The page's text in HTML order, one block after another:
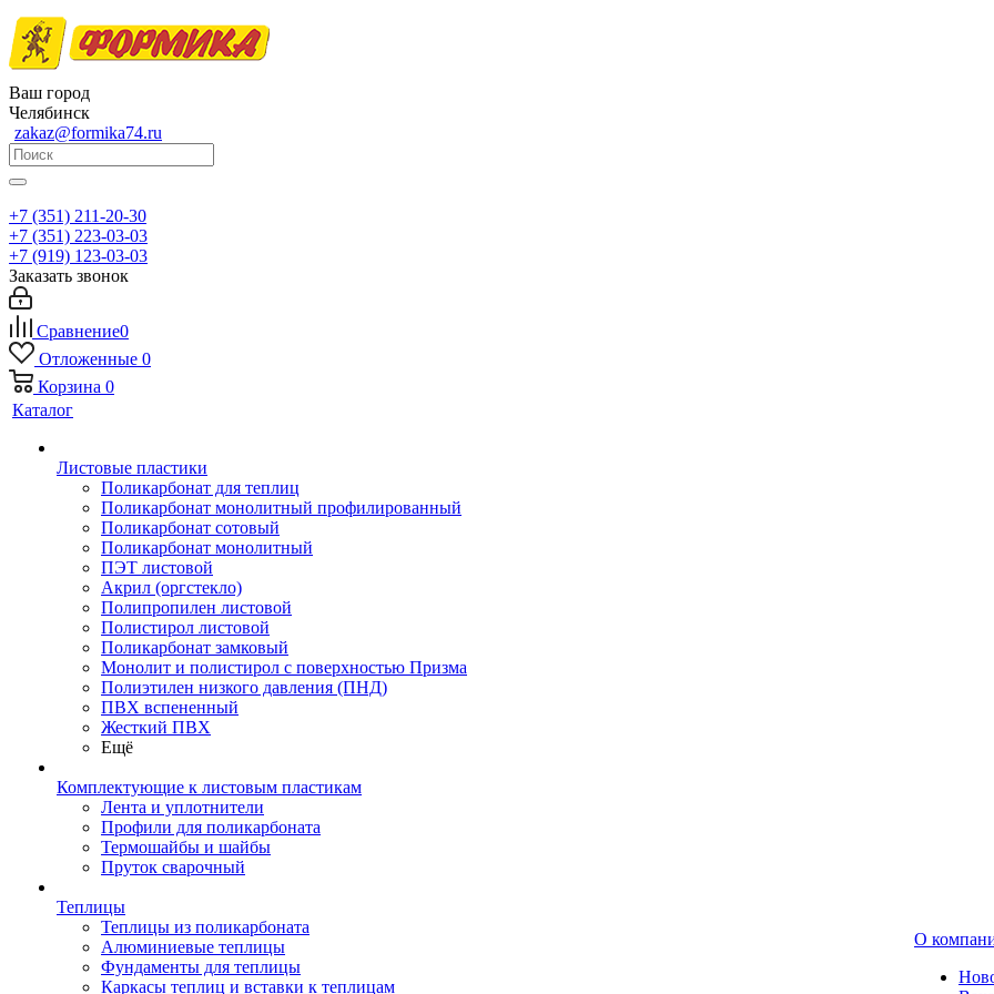
Ваш город
Челябинск
zakaz@formika74.ru
+7 (351) 211-20-30
+7 (351) 223-03-03
+7 (919) 123-03-03
Заказать звонок
Сравнение0
Отложенные 0
Корзина 0
Каталог
Листовые пластики
Поликарбонат для теплиц
Поликарбонат монолитный профилированный
Поликарбонат сотовый
Поликарбонат монолитный
ПЭТ листовой
Акрил (оргстекло)
Полипропилен листовой
Полистирол листовой
Поликарбонат замковый
Монолит и полистирол с поверхностью Призма
Полиэтилен низкого давления (ПНД)
ПВХ вспененный
Жесткий ПВХ
Ещё
Комплектующие к листовым пластикам
Лента и уплотнители
Профили для поликарбоната
Термошайбы и шайбы
Пруток сварочный
Теплицы
Теплицы из поликарбоната
Алюминиевые теплицы
Фундаменты для теплицы
Каркасы теплиц и вставки к теплицам
О